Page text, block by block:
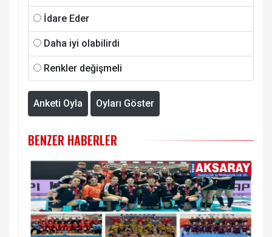
İdare Eder
Daha iyi olabilirdi
Renkler değişmeli
Anketi Oyla Oyları Göster
BENZER HABERLER